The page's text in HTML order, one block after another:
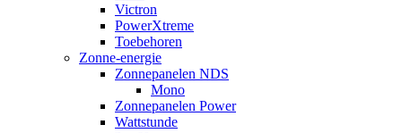
Victron
PowerXtreme
Toebehoren
Zonne-energie
Zonnepanelen NDS
Mono
Zonnepanelen Power
Wattstunde